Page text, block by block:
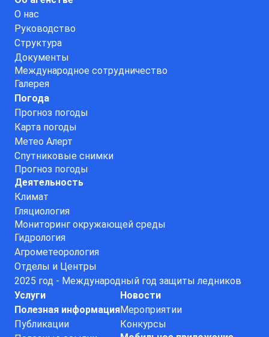
О нас
Руководство
Структура
Документы
Международное сотрудничество
Галерея
Погода
Прогноз погоды
Карта погоды
Метео Алерт
Спутниковые снимки
Прогноз погоды
Деятельность
Климат
Гляциология
Мониторинг окружающей среды
Гидрология
Агрометеорология
Отделы и Центры
2025 год - Международный год защиты ледников
Услуги
Полезная информация
Публикации
Новости
Мероприятии
Конкурсы